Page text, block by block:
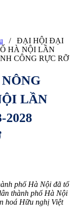
/ ĐẠI HỘI ĐẠI
HÀ NỘI LẦN
CÔNG RỰC RỠ
LẦN
2028
phố Hà Nội đã tổ
thành phố Hà Nội
hoá Hữu nghị Việt